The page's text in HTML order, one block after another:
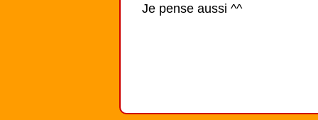
Je pense aussi ^^